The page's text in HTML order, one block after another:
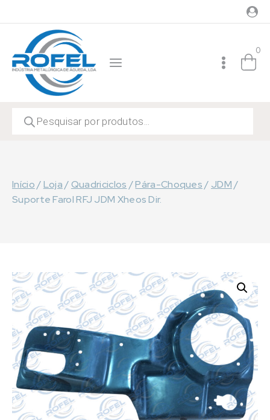
to
content
0
search
Início/Loja /Quadriciclos /Pára-Choques / JDM /
Suporte Farol RFJ JDM Xheos Dir.